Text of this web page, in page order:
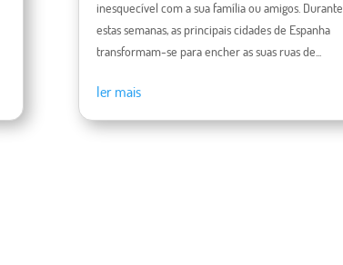
inesquecível com a sua família ou amigos. Durante
estas semanas, as principais cidades de Espanha
transformam-se para encher as suas ruas de...
ler mais